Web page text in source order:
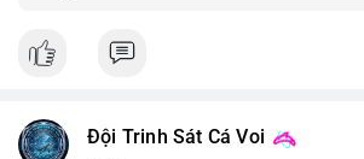
Đội Trinh Sát Cá Voi